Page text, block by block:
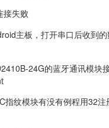
接失败
主板，打开串口后收到
24G的蓝牙通讯模块
指纹模块有没有例程用32注